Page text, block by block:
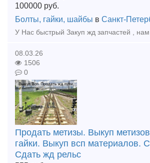
100000 руб.
Болты, гайки, шайбы в Санкт-
08.03.26
1506
0
Продать метизы. Выкуп
гайки. Выкуп всп материалов.
Сдать жд рельс